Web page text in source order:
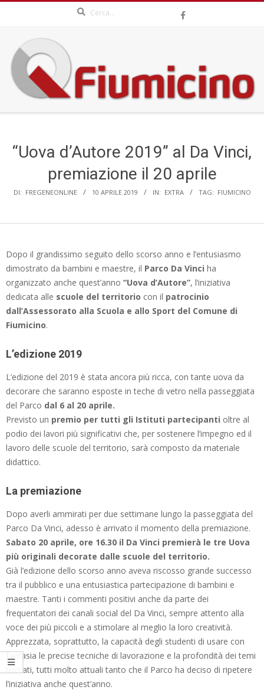
content
QFIUMICINO.COM
Menu“Uova d’Autore 2019” al Da Vinci,
premiazione il 20 aprile
DI: FREGENEONLINE 10 APRILE 2019 IN: EXTRA TAG: FIUMICINO
Dopo il grandissimo seguito dello scorso anno e l’entusiasmo
dimostrato da bambini e maestre, il Parco Da Vinci ha
organizzato anche quest’anno “Uova d’Autore”, l’iniziativa
dedicata alle scuole del territorio con il patrocinio
dall’Assessorato alla Scuola e allo Sport del Comune di
Fiumicino.
L’edizione 2019
L’edizione del 2019 è stata ancora più ricca, con tante uova da
decorare che saranno esposte in teche di vetro nella passeggiata
del Parco dal 6 al 20 aprile.
Previsto un premio per tutti gli Istituti partecipanti oltre al
podio dei lavori più significativi che, per sostenere l’impegno ed il
lavoro delle scuole del territorio, sarà composto da materiale
didattico.
La premiazione
Dopo averli ammirati per due settimane lungo la passeggiata del
Parco Da Vinci, adesso è arrivato il momento della premiazione.
Sabato 20 aprile, ore 16.30 il Da Vinci premierà le tre Uova
più originali decorate dalle scuole del territorio.
Già l’edizione dello scorso anno aveva riscosso grande successo
tra il pubblico e una entusiastica partecipazione di bambini e
maestre. Tanti i commenti positivi anche da parte dei
frequentatori dei canali social del Da Vinci, sempre attento alla
voce dei più piccoli e a stimolare al meglio la loro creatività.
Apprezzata, soprattutto, la capacità degli studenti di usare con
fantasia le precise tecniche di lavorazione e la profondità dei temi
toccati, tutti molto attuali tanto che il Parco ha deciso di ripetere
l’iniziativa anche quest’anno.